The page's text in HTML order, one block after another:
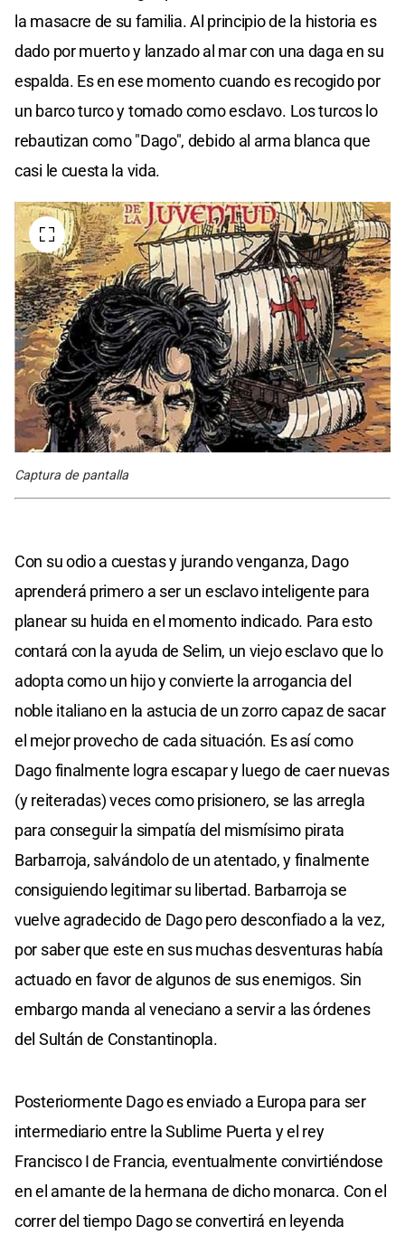
la masacre de su familia. Al principio de la historia es
dado por muerto y lanzado al mar con una daga en su
espalda. Es en ese momento cuando es recogido por
un barco turco y tomado como esclavo. Los turcos lo
rebautizan como "Dago", debido al arma blanca que
casi le cuesta la vida.
Captura de pantalla
Con su odio a cuestas y jurando venganza, Dago
aprenderá primero a ser un esclavo inteligente para
planear su huida en el momento indicado. Para esto
contará con la ayuda de Selim, un viejo esclavo que lo
adopta como un hijo y convierte la arrogancia del
noble italiano en la astucia de un zorro capaz de sacar
el mejor provecho de cada situación. Es así como
Dago finalmente logra escapar y luego de caer nuevas
(y reiteradas) veces como prisionero, se las arregla
para conseguir la simpatía del mismísimo pirata
Barbarroja, salvándolo de un atentado, y finalmente
consiguiendo legitimar su libertad. Barbarroja se
vuelve agradecido de Dago pero desconfiado a la vez,
por saber que este en sus muchas desventuras había
actuado en favor de algunos de sus enemigos. Sin
embargo manda al veneciano a servir a las órdenes
del Sultán de Constantinopla.
Posteriormente Dago es enviado a Europa para ser
intermediario entre la Sublime Puerta y el rey
Francisco I de Francia, eventualmente convirtiéndose
en el amante de la hermana de dicho monarca. Con el
correr del tiempo Dago se convertirá en leyenda